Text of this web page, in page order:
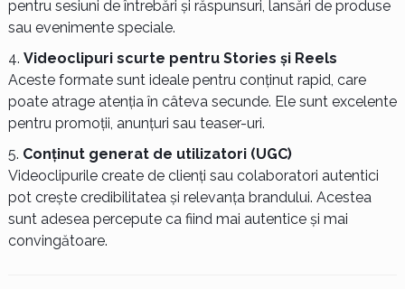
pentru sesiuni de întrebări și răspunsuri, lansări de produse
sau evenimente speciale.
Videoclipuri scurte pentru Stories și Reels
Aceste formate sunt ideale pentru conținut rapid, care
poate atrage atenția în câteva secunde. Ele sunt excelente
pentru promoții, anunțuri sau teaser-uri.
Conținut generat de utilizatori (UGC)
Videoclipurile create de clienți sau colaboratori autentici
pot crește credibilitatea și relevanța brandului. Acestea
sunt adesea percepute ca fiind mai autentice și mai
convingătoare.